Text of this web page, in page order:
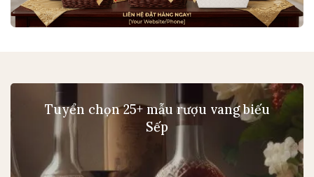
Tuyển chọn 25+ mẫu rượu vang biếu
Sếp